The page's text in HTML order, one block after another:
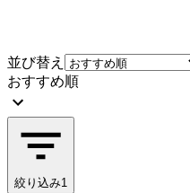
並び替え
おすすめ順
絞り込み1